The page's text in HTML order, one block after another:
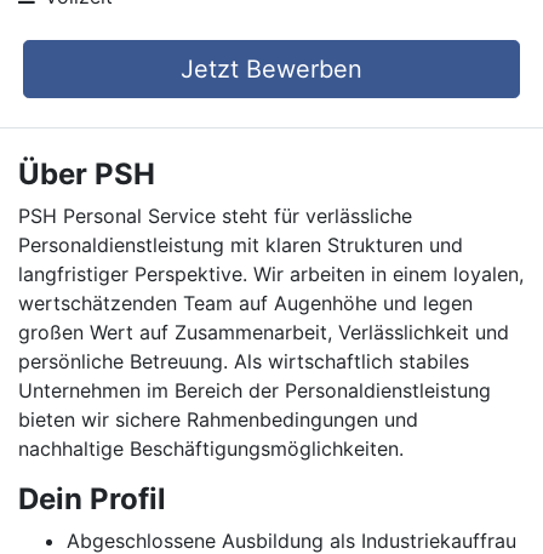
Jetzt Bewerben
Über PSH
PSH Personal Service steht für verlässliche
Personaldienstleistung mit klaren Strukturen und
langfristiger Perspektive. Wir arbeiten in einem loyalen,
wertschätzenden Team auf Augenhöhe und legen
großen Wert auf Zusammenarbeit, Verlässlichkeit und
persönliche Betreuung. Als wirtschaftlich stabiles
Unternehmen im Bereich der Personaldienstleistung
bieten wir sichere Rahmenbedingungen und
nachhaltige Beschäftigungsmöglichkeiten.
Dein Profil
Abgeschlossene Ausbildung als Industriekauffrau